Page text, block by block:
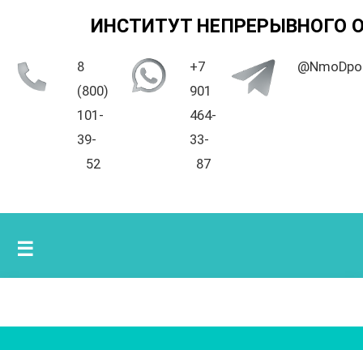
ИНСТИТУТ НЕПРЕРЫВНОГО
8
(800)
101-
39-
52
+7
901
464-
33-
87
☰